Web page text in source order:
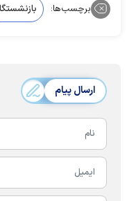
برچسب‌ها:
ارسال پیام